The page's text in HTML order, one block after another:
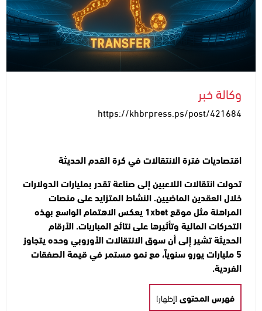
وكالة خبر
https://khbrpress.ps/post/421684
اقتصاديات فترة الانتقالات في كرة القدم الحديثة
تحولت انتقالات اللاعبين إلى صناعة تقدر بمليارات الدولارات
خلال العقدين الماضيين. النشاط المتزايد على منصات
المراهنة مثلموقع 1xbet
يعكس الاهتمام الواسع بهذه
التحركات المالية وتأثيرها على نتائج المباريات. الأرقام
الحديثة تشير إلى أن سوق الانتقالات الأوروبي وحده يتجاوز
5 مليارات يورو سنوياً، مع نمو مستمر في قيمة الصفقات
الفردية.
فهرس المحتوى [إظهار]